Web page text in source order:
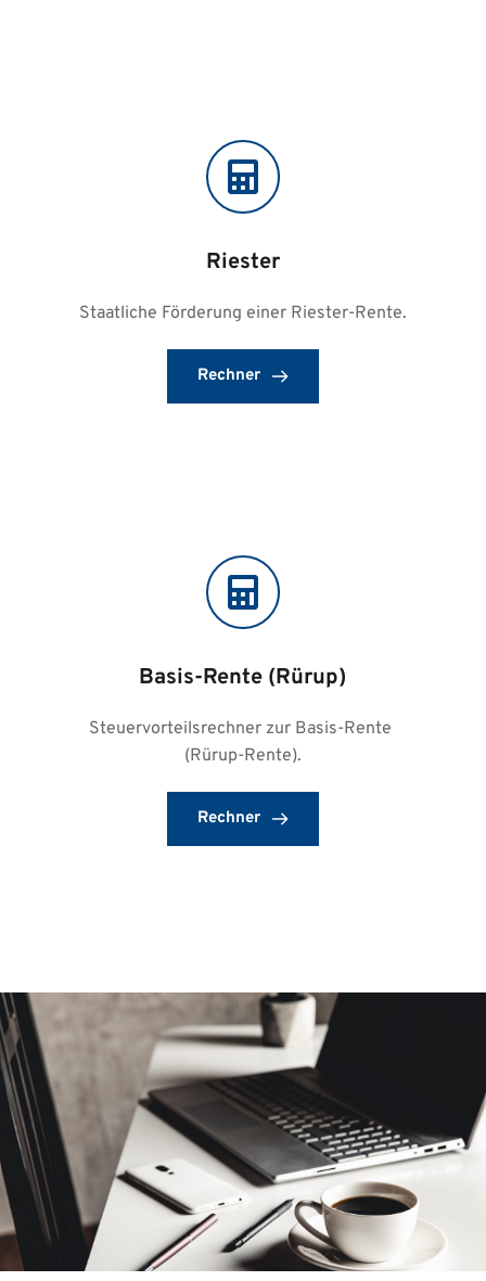
Riester
Staatliche Förderung einer Riester-Rente.
Rechner
Basis-Rente (Rürup)
Steuervorteilsrechner zur Basis-Rente
(Rürup-Rente).
Rechner